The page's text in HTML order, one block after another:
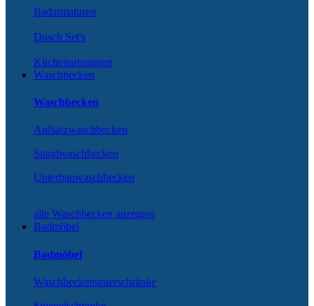
Badarmaturen
Dusch Set's
Küchenarmaturen
Waschbecken
Waschbecken
Aufsatzwaschbecken
Standwaschbecken
Unterbauwaschbecken
alle Waschbecken anzeigen
Badmöbel
Badmöbel
Waschbeckenunterschränke